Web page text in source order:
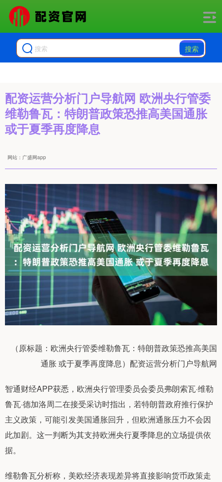
搜索
配资运营分析门户导航网 欧洲央行管委
维勒鲁瓦：特朗普政策恐推高美国通胀
或于夏季再度降息
网站：广盛网app
（原标题：欧洲央行管委维勒鲁瓦：特朗普政策恐推高美国
通胀 或于夏季再度降息）配资运营分析门户导航网
智通财经APP获悉，欧洲央行管理委员会委员弗朗索瓦·维勒
鲁瓦·德加洛周二在接受采访时指出，若特朗普政府推行保护
主义政策，可能引发美国通胀回升，但欧洲通胀压力不会因
此加剧。这一判断为其支持欧洲央行夏季降息的立场提供依
据。
维勒鲁瓦分析称，美欧经济表现差异将直接影响货币政策走